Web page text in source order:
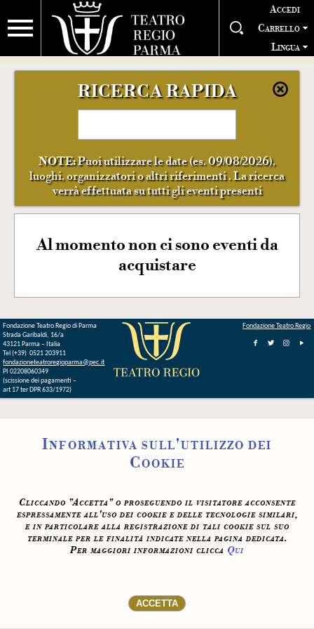
Accedi
Carrello
Lingua
RICERCA RAPIDA
NOTE:Puoi utilizzare le date (es. 09/08/2026),
luoghi, organizzatori o altri riferimenti . La ricerca
verrà effettuata su tutti gli eventi presenti
Al momento non ci sono eventi da
acquistare
Informativa sull'utilizzo dei
Cookie
Cliccando "Accetta" o proseguendo il visitatore acconsente
espressamente all'uso dei cookie e delle tecnologie similari,
e in particolare alla registrazione di tali cookie sul suo
terminale per le finalità indicate nella pagina dedicata.
Per maggiori informazioni clicca Qui
Fondazione Teatro Regio di Parma
Strada Garibaldi, 16/a
43121 Parma – Italia
Tel (+39) 0521 203911
fondazioneteatroregioparma@pec.it
PI 02208060349
(scissione dei pagamenti –
art 17 ter DPR 633/1972)
Fondazione Teatro Regio